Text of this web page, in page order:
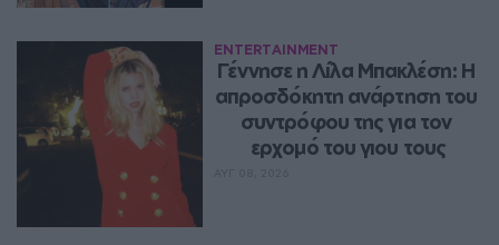
ENTERTAINMENT
Γέννησε η Λίλα Μπακλέση: Η
απροσδόκητη ανάρτηση του
συντρόφου της για τον
ερχομό του γιου τους